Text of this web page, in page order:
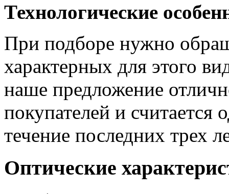
Технологические
При подборе нужно
характерных для этого
наше предложение
покупателей и
течение последних трех
Оптические